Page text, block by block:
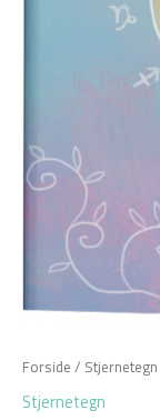
Forside / Stjernetegn
Stjernetegn